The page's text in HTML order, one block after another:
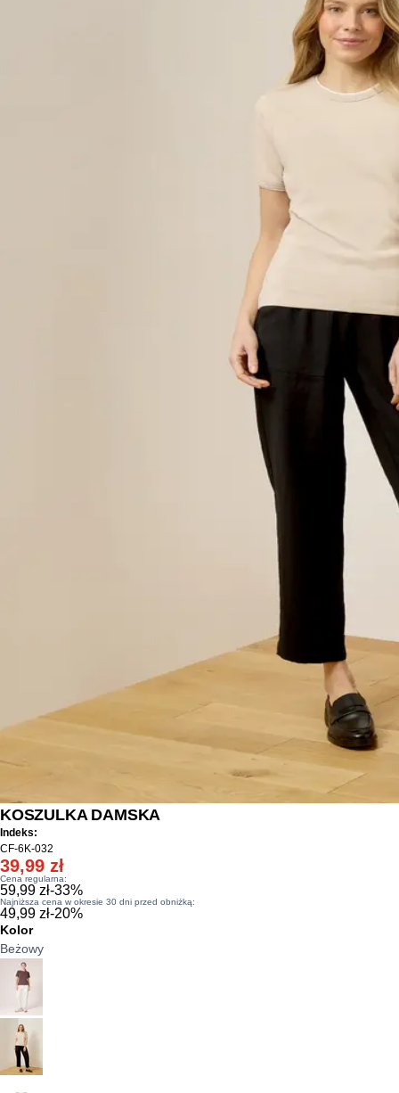
KOSZULKA DAMSKA
Indeks:
CF-6K-032
39,99 zł
Cena regularna:
59,99 zł-33%
Najniższa cena w okresie 30 dni przed obniżką:
49,99 zł-20%
Kolor
Beżowy